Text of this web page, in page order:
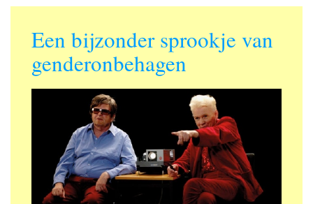
Een bijzonder sprookje van
genderonbehagen